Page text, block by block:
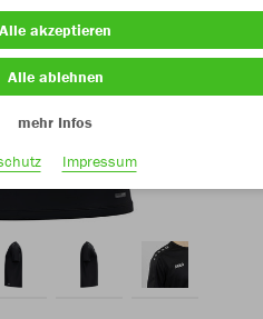
Alle akzeptieren
Alle ablehnen
mehr Infos
Impressum